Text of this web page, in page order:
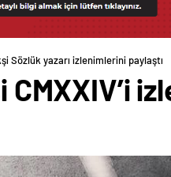
Sözlük yazarı izlenimlerini paylaştı
CMXXIV’i